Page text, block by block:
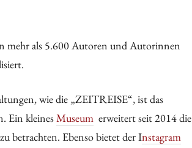
mehr als 5.600 Autoren und Autorinnen
wie die „ZEITREISE“, ist das
Ein kleinesMuseum erweitert seit 2014 die
betrachten. Ebenso bietet der Instagram